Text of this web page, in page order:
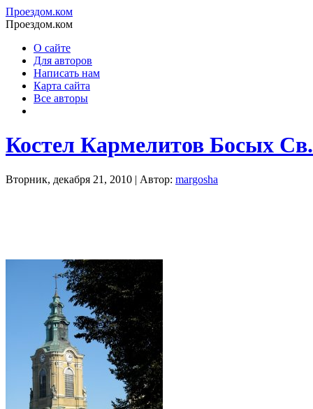
Проездом.ком
Проездом.ком
О сайте
Для авторов
Написать нам
Карта сайта
Все авторы
Костел Кармелитов Босых
Вторник, декабря 21, 2010 | Автор: margosha